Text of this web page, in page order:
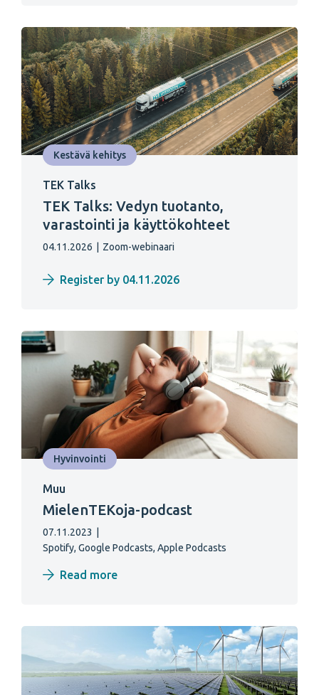
Kestävä kehitys
TEK Talks
TEK Talks: Vedyn tuotanto,
varastointi ja käyttökohteet
04.11.2026 Zoom-webinaari
Register by 04.11.2026
Hyvinvointi
Muu
MielenTEKoja-podcast
07.11.2023
Spotify, Google Podcasts, Apple Podcasts
Read more